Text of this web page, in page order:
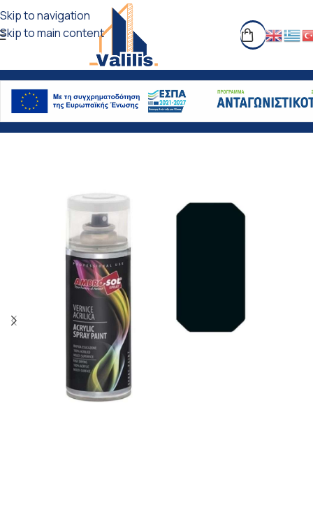
Skip to navigation
Skip to main content